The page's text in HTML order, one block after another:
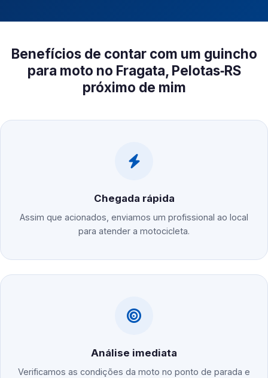
Benefícios de contar com um guincho
para moto no Fragata, Pelotas‑RS
próximo de mim
Chegada rápida
Assim que acionados, enviamos um profissional ao local
para atender a motocicleta.
Análise imediata
Verificamos as condições da moto no ponto de parada e